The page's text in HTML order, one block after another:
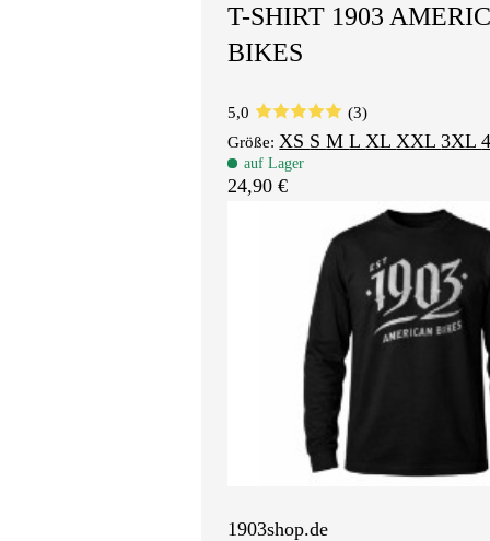
T-SHIRT 1903
BIKES
5,0
(3)
Größe: XS SML XL XXL3XL
auf Lager
24,90 €
1903shop.de